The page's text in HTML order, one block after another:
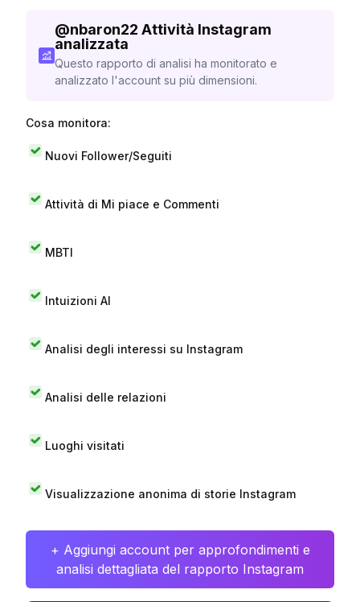
@nbaron22 Attività Instagram
analizzata
Questo rapporto di analisi ha monitorato e
analizzato l'account su più dimensioni.
Cosa monitora:
Nuovi Follower/Seguiti
Attività di Mi piace e Commenti
MBTI
Intuizioni AI
Analisi degli interessi su Instagram
Analisi delle relazioni
Luoghi visitati
Visualizzazione anonima di storie Instagram
+ Aggiungi account per approfondimenti e
analisi dettagliata del rapporto Instagram